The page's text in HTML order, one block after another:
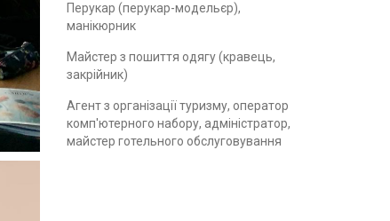
Перукар (перукар-модельєр),
манікюрник
Майстер з пошиття одягу (кравець,
закрійник)
Агент з організації туризму, оператор
комп'ютерного набору, адміністратор,
майстер готельного обслуговування